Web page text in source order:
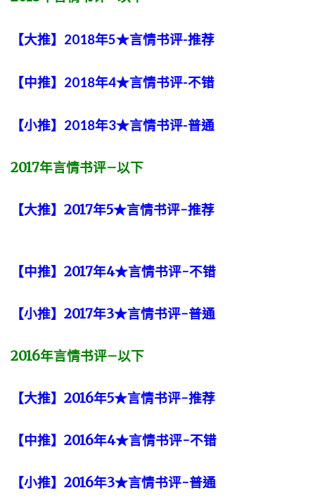
【大推】2018年5★言情书评-推荐
【中推】2018年4★言情书评-不错
【小推】2018年3★言情书评-普通
2017年言情书评–以下
【大推】2017年5★言情书评-推荐
【中推】2017年4★言情书评-不错
【小推】2017年3★言情书评-普通
2016年言情书评–以下
【大推】2016年5★言情书评-推荐
【中推】2016年4★言情书评-不错
【小推】2016年3★言情书评-普通